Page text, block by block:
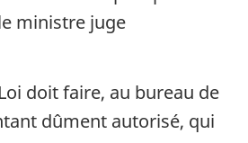
ministre juge
doit faire, au bureau de
dûment autorisé, qui